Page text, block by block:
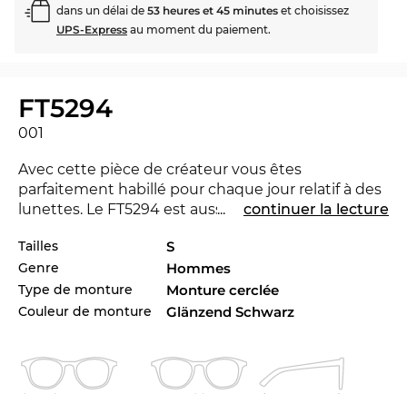
dans un délai de 53 heures et 45 minutes et choisissez
UPS-Express au moment du paiement.
FT5294
001
Avec cette pièce de créateur vous êtes
parfaitement habillé pour chaque jour relatif à des
lunettes. Le FT5294 est aussi disponible dans
Fordde 2025 et 2026 à la boutique d’Edel-Optics
en ligne.
La conception de la monture est dirigée
monture intégralevous soulignez avec ce modèle
parfaitement que vous risquez le tout pour le tout.
... continuer la lecture
Tailles S
Genre Hommes
Type de monture Monture cerclée
Couleur de monture Glänzend Schwarz